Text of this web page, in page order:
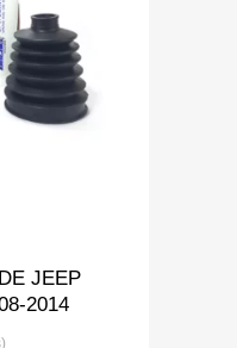
to Wishlist
to Compare
JEEP
2014